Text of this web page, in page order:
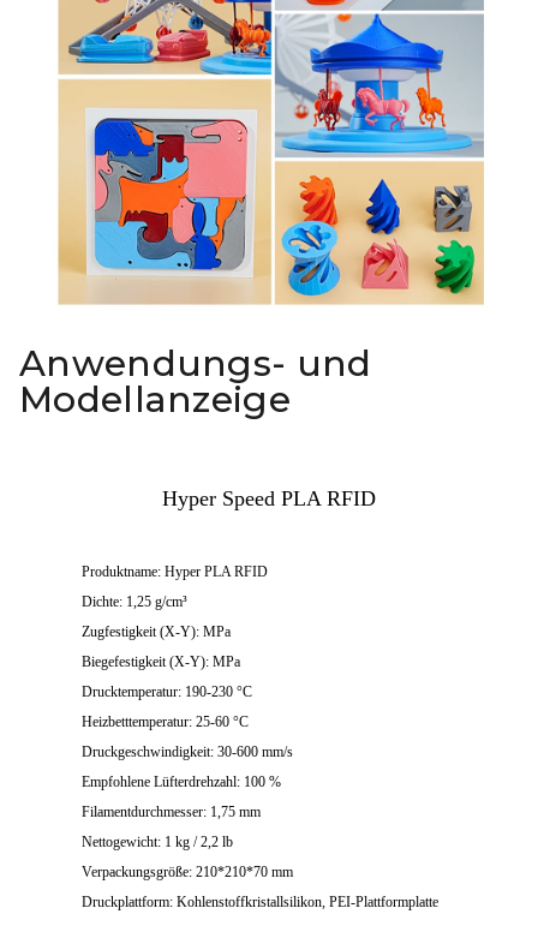
Anwendungs- und
Modellanzeige
Hyper Speed PLA RFID
Produktname: Hyper PLA RFID
Dichte: 1,25 g/cm³
Zugfestigkeit (X-Y): MPa
Biegefestigkeit (X-Y): MPa
Drucktemperatur: 190-230 °C
Heizbetttemperatur: 25-60 °C
Druckgeschwindigkeit: 30-600 mm/s
Empfohlene Lüfterdrehzahl: 100 %
Filamentdurchmesser: 1,75 mm
Nettogewicht: 1 kg / 2,2 lb
Verpackungsgröße: 210*210*70 mm
Druckplattform: Kohlenstoffkristallsilikon, PEI-Plattformplatte